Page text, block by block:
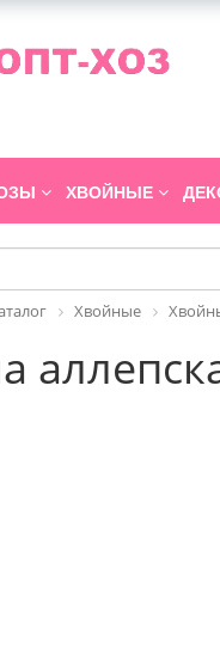
ХВОЙНЫЕ
Хвойные